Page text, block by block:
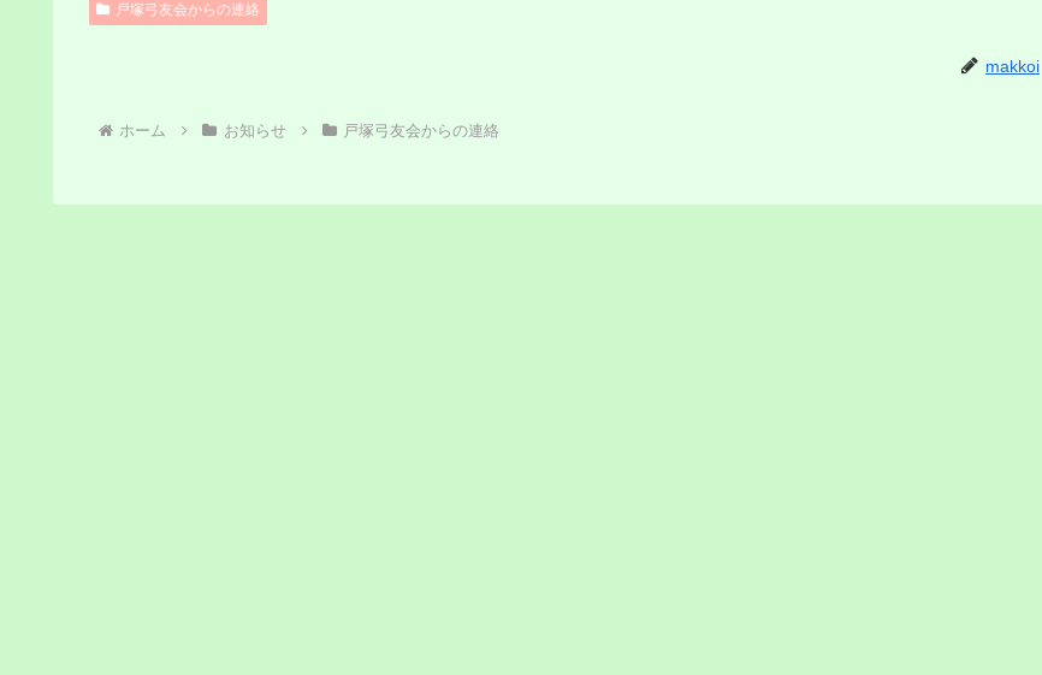
戸塚弓友会からの連絡
makkoi
ホーム お知らせ 戸塚弓友会からの連絡